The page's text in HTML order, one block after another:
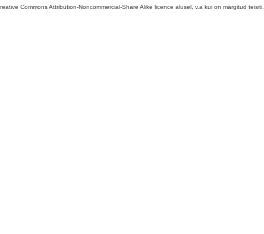
Commons Attribution-Noncommercial-Share Alike licence alusel, v.a kui on märgitud teisiti.